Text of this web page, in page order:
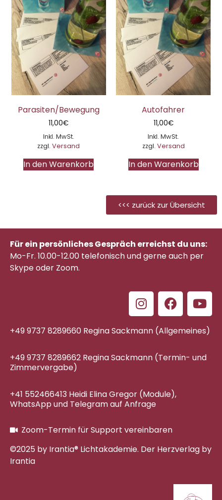
Parasiten/Bewegung
11,00€
Inkl. MwSt.
zzgl.Versand
In den Warenkorb
Autofahrer
11,00€
Inkl. MwSt.
zzgl. Versand
In den Warenkorb
<<< zurück zur Übersicht
Für ein persönliches Gespräch erreichst du uns:
Mo-Fr. 10.00-12.00 telefonischund gerne auch per
Skype oder Zoom.
+49 9737 8289660 Regina Sackmann (Allgemeines)
+49 9737 8289662 Regina Sackmann (Termin- und
Zimmervergabe)
+41 552466413 Heidi Elina Gregor (Module),
WhatsApp und Telegram auf Anfrage
Zoom-Termin für Support vereinbaren
©2025 by Irantia® Lichtakademie. Der Herzverlag by
Irantia